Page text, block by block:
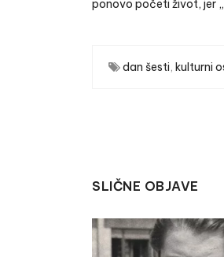
ponovo početi život, jer
dan šesti, kulturni
SLIČNE OBJAVE